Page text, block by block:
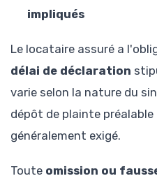
impliqués
Le locataire assuré a
délai de déclaration
varie selon la nature du
dépôt de plainte
généralement exigé.
Toute omission ou